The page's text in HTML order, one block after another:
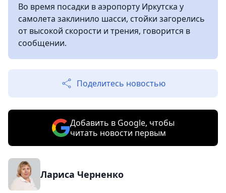
Во время посадки в аэропорту Иркутска у
самолета заклинило шасси, стойки загорелись
от высокой скорости и трения, говорится в
сообщении.
Поделитесь новостью
Добавить в Google, чтобы
читать новости первым
Лариса Черненко